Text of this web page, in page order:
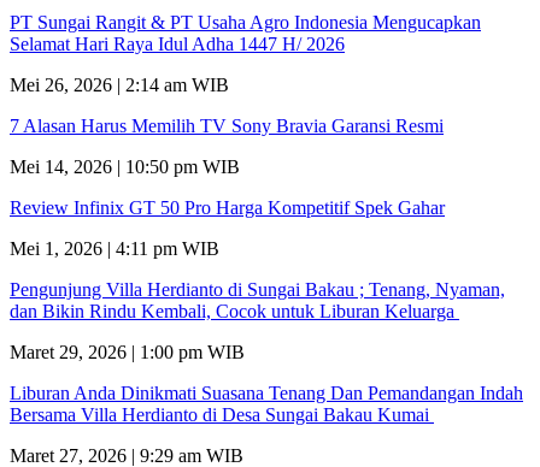
PT Sungai Rangit & PT Usaha Agro Indonesia Mengucapkan
Selamat Hari Raya Idul Adha 1447 H/ 2026
Mei 26, 2026 | 2:14 am WIB
7 Alasan Harus Memilih TV Sony Bravia Garansi Resmi
Mei 14, 2026 | 10:50 pm WIB
Review Infinix GT 50 Pro Harga Kompetitif Spek Gahar
Mei 1, 2026 | 4:11 pm WIB
Pengunjung Villa Herdianto di Sungai Bakau ; Tenang, Nyaman,
dan Bikin Rindu Kembali, Cocok untuk Liburan Keluarga
Maret 29, 2026 | 1:00 pm WIB
Liburan Anda Dinikmati Suasana Tenang Dan Pemandangan Indah
Bersama Villa Herdianto di Desa Sungai Bakau Kumai
Maret 27, 2026 | 9:29 am WIB